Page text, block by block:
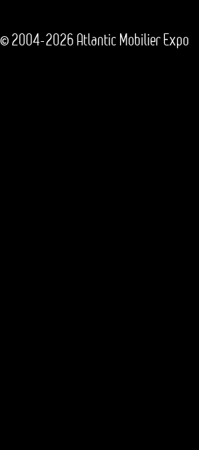
© 2004-2026 Atlantic Mobilier Expo